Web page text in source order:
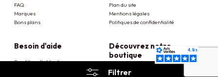
Filtrer
FAQ
Marques
Bons plans
Plan du site
Mentions légales
Politiques de confidentialité
Besoin d'aide
Condition d'utilisation
Découvrez notre
boutique
26 rue de la Fauconnière